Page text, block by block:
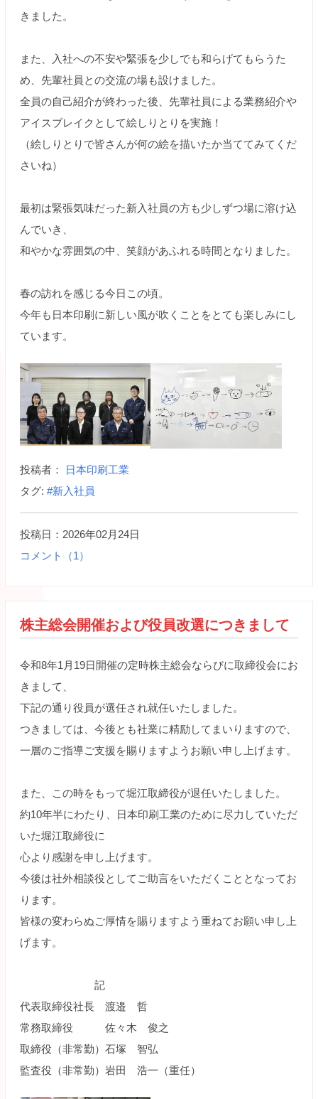
きました。
また、入社への不安や緊張を少しでも和らげてもらうた
め、先輩社員との交流の場も設けました。
全員の自己紹介が終わった後、先輩社員による業務紹介や
アイスブレイクとして絵しりとりを実施！
（絵しりとりで皆さんが何の絵を描いたか当ててみてくだ
さいね）
最初は緊張気味だった新入社員の方も少しずつ場に溶け込
んでいき、
和やかな雰囲気の中、笑顔があふれる時間となりました。
春の訪れを感じる今日この頃。
今年も日本印刷に新しい風が吹くことをとても楽しみにし
ています。
投稿者：
日本印刷工業
タグ: #新入社員
投稿日：2026年02月24日
コメント（1）
株主総会開催および役員改選につきまして
令和8年1月19日開催の定時株主総会ならびに取締役会にお
きまして、
下記の通り役員が選任され就任いたしました。
つきましては、今後とも社業に精励してまいりますので、
一層のご指導ご支援を賜りますようお願い申し上げます。
また、この時をもって堀江取締役が退任いたしました。
約10年半にわたり、日本印刷工業のために尽力していただ
いた堀江取締役に
心より感謝を申し上げます。
今後は社外相談役としてご助言をいただくこととなってお
ります。
皆様の変わらぬご厚情を賜りますよう重ねてお願い申し上
げます。
記
代表取締役社長 渡邉 哲
常務取締役 佐々木 俊之
取締役（非常勤）石塚 智弘
監査役（非常勤）岩田 浩一（重任）